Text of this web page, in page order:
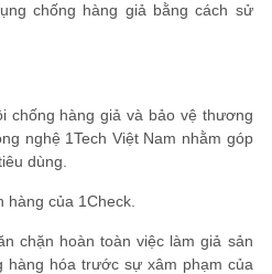
chống hàng giả bằng cách sử
chống hàng giả và bảo vệ thương
nghệ 1Tech Việt Nam nhằm góp
dùng.
của 1Check.
chặn hoàn toàn việc làm giả sản
hàng hóa trước sự xâm phạm của